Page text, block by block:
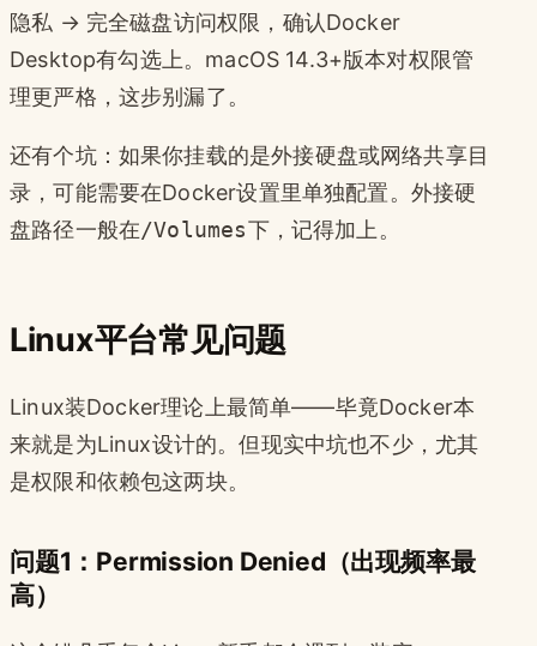
隐私 → 完全磁盘访问权限，确认Docker
Desktop有勾选上。macOS 14.3+版本对权限管
理更严格，这步别漏了。
还有个坑：如果你挂载的是外接硬盘或网络共享目
录，可能需要在Docker设置里单独配置。外接硬
盘路径一般在/Volumes下，记得加上。
Linux平台常见问题
Linux装Docker理论上最简单——毕竟Docker本
来就是为Linux设计的。但现实中坑也不少，尤其
是权限和依赖包这两块。
问题1：Permission Denied（出现频率最
高）